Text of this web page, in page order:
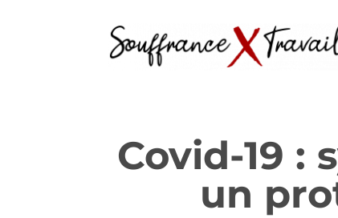
Covid-19
un